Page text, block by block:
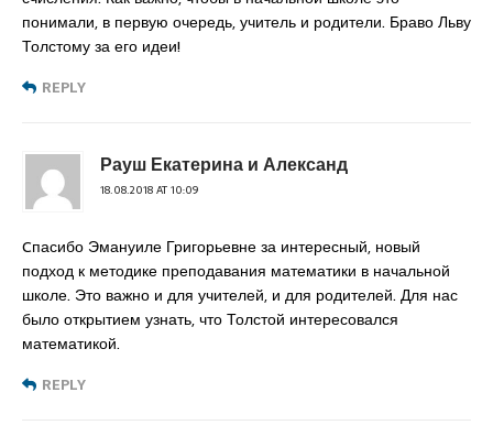
понимали, в первую очередь, учитель и родители. Браво Льву
Толстому за его идеи!
REPLY
Рауш Екатерина и Александ
18.08.2018 AT 10:09
Cпасибо Эмануиле Григорьевне за интересный, новый
подход к методике преподавания математики в начальной
школе. Это важно и для учителей, и для родителей. Для нас
было открытием узнать, что Толстой интересовался
математикой.
REPLY